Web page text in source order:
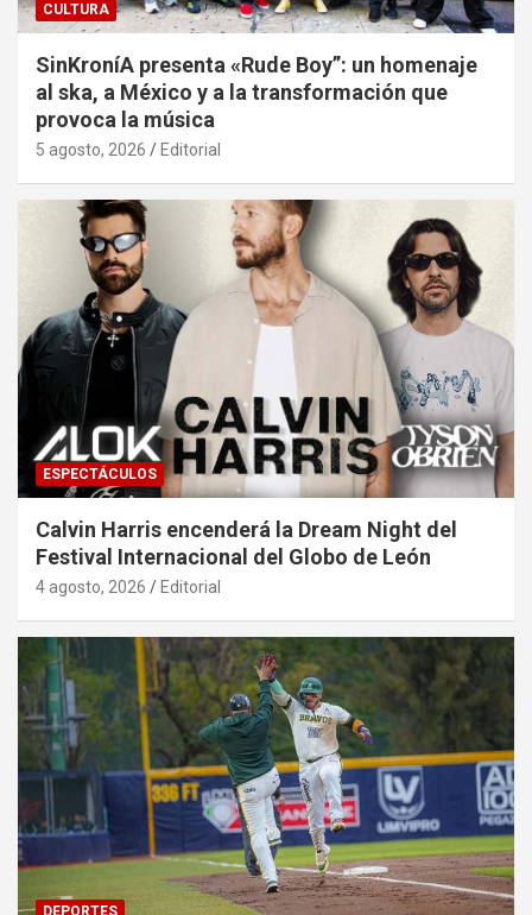
CULTURA
SinKroníA presenta «Rude Boy”: un homenaje
al ska, a México y a la transformación que
provoca la música
5 agosto, 2026 Editorial
ESPECTÁCULOS
Calvin Harris encenderá la Dream Night del
Festival Internacional del Globo de León
4 agosto, 2026 Editorial
DEPORTES